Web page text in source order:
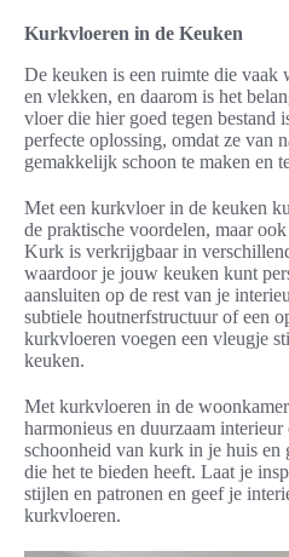
Kurkvloeren in de Keuken
De keuken is een ruimte die vaak
en vlekken, en daarom is het
vloer die hier goed tegen bestand
perfecte oplossing, omdat ze van
gemakkelijk schoon te maken en
Met een kurkvloer in de keuken
de praktische voordelen, maar
Kurk is verkrijgbaar in
waardoor je jouw keuken kunt
aansluiten op de rest van je
subtiele houtnerfstructuur of een
kurkvloeren voegen een vleugje
keuken.
Met kurkvloeren in de
harmonieus en duurzaam
schoonheid van kurk in je huis en
die het te bieden heeft. Laat je
stijlen en patronen en geef je
kurkvloeren.